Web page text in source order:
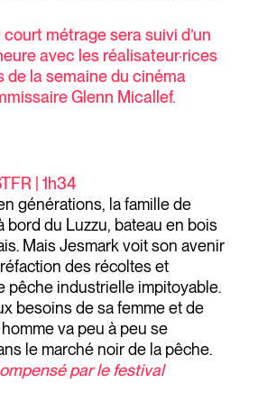
métrage sera suivi d’un
avec les réalisateur·rices
de la semaine du cinéma
Glenn Micallef.
| 1h34
générations, la famille de
bord du Luzzu, bateau en bois
Mais Jesmark voit son avenir
des récoltes et
pêche industrielle impitoyable.
besoins de sa femme et de
va peu à peu se
le marché noir de la pêche.
par le festival